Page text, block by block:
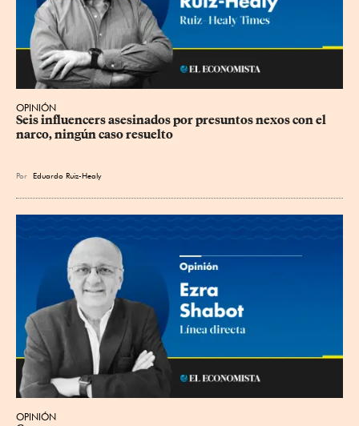
OPINIÓN
Seis influencers asesinados por presuntos nexos con el
narco, ningún caso resuelto
Por Eduardo Ruiz-Healy
OPINIÓN